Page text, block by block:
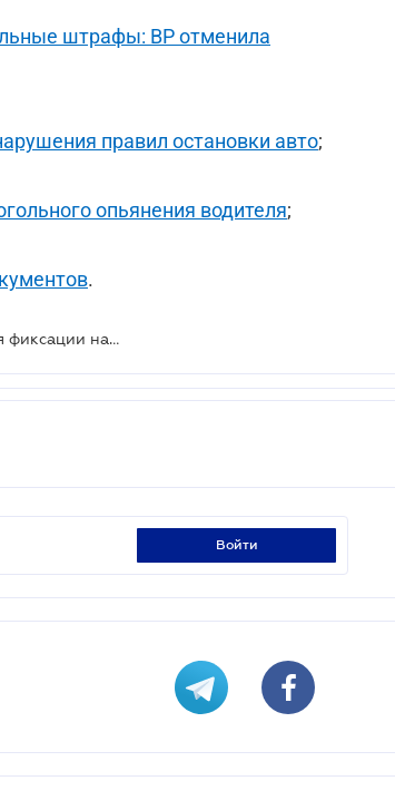
штрафы: ВР отменила
правил остановки авто;
опьянения водителя;
.
До конца года в Украине установят 270 камер для фиксации нарушений ПДД
войти